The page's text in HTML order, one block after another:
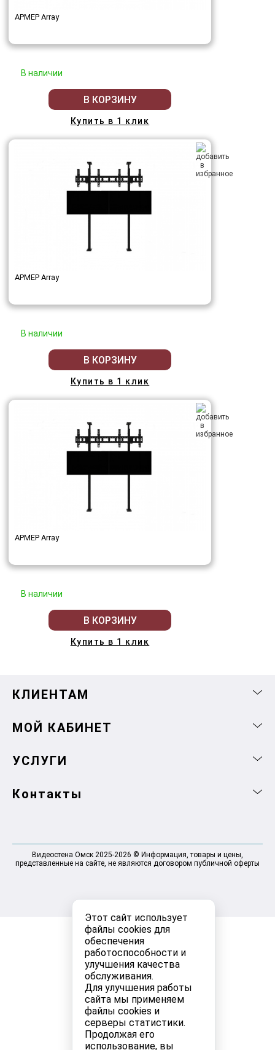
Этот сайт использует
файлы cookies для
обеспечения
работоспособности и
улучшения качества
обслуживания.
Для улучшения работы
сайта мы применяем
файлы cookies и
серверы статистики.
Продолжая его
использование, вы
АРМЕР Array
В наличии
В КОРЗИНУ
Купить в 1 клик
АРМЕР Array
В наличии
В КОРЗИНУ
Купить в 1 клик
АРМЕР Array
В наличии
В КОРЗИНУ
Купить в 1 клик
КЛИЕНТАМ
МОЙ КАБИНЕТ
УСЛУГИ
Контакты
Видеостена Омск 2025-2026 © Информация, товары и цены,
представленные на сайте, не являются договором публичной оферты